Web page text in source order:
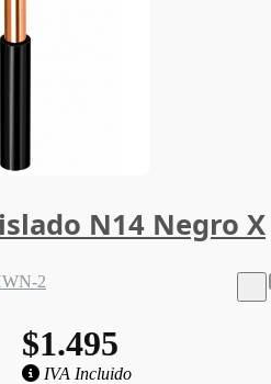
N14 Negro X
2
$1.495
IVA Incluido